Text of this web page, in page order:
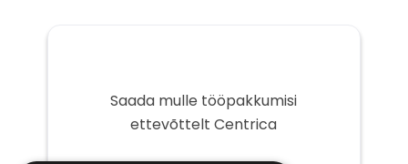
Saada mulle tööpakkumisi
ettevõttelt Centrica